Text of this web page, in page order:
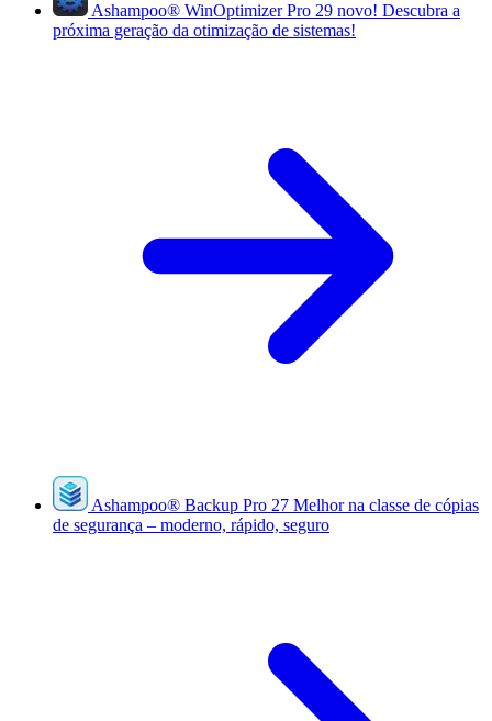
Ashampoo® WinOptimizer Pro 29 novo! Descubra a
próxima geração da otimização de sistemas!
Ashampoo® Backup Pro 27 Melhor na classe de cópias
de segurança – moderno, rápido, seguro